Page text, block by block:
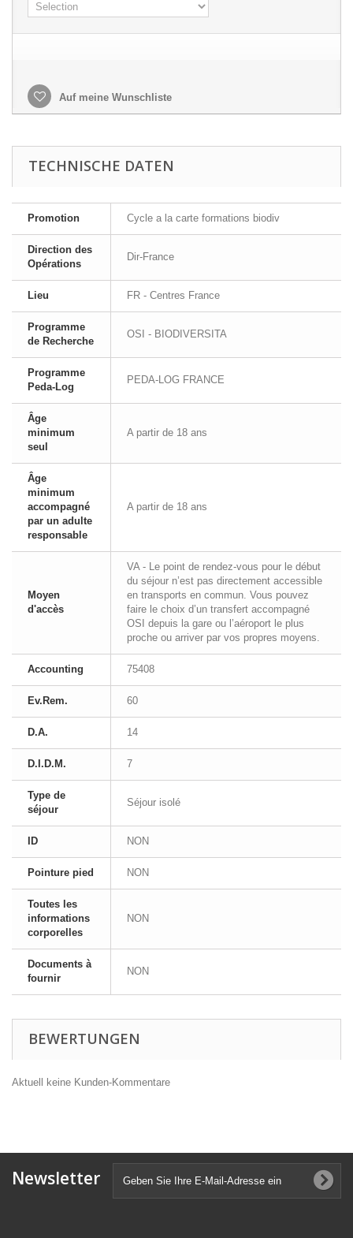
Auf meine Wunschliste
TECHNISCHE DATEN
Promotion Cycle a la carte formations biodiv
Direction des
Opérations
Dir-France
Lieu FR - Centres France
Programme
de Recherche
OSI - BIODIVERSITA
Programme
Peda-Log
PEDA-LOG FRANCE
Âge
minimum
seul
A partir de 18 ans
Âge
minimum
accompagné
par un adulte
responsable
A partir de 18 ans
Moyen
d'accès
VA - Le point de rendez-vous pour le début
du séjour n’est pas directement accessible
en transports en commun. Vous pouvez
faire le choix d’un transfert accompagné
OSI depuis la gare ou l’aéroport le plus
proche ou arriver par vos propres moyens.
Accounting 75408
Ev.Rem. 60
D.A. 14
D.I.D.M. 7
Type de
séjour
Séjour isolé
ID NON
Pointure pied NON
Toutes les
informations
corporelles
NON
Documents à
fournir
NON
BEWERTUNGEN
Aktuell keine Kunden-Kommentare
Newsletter